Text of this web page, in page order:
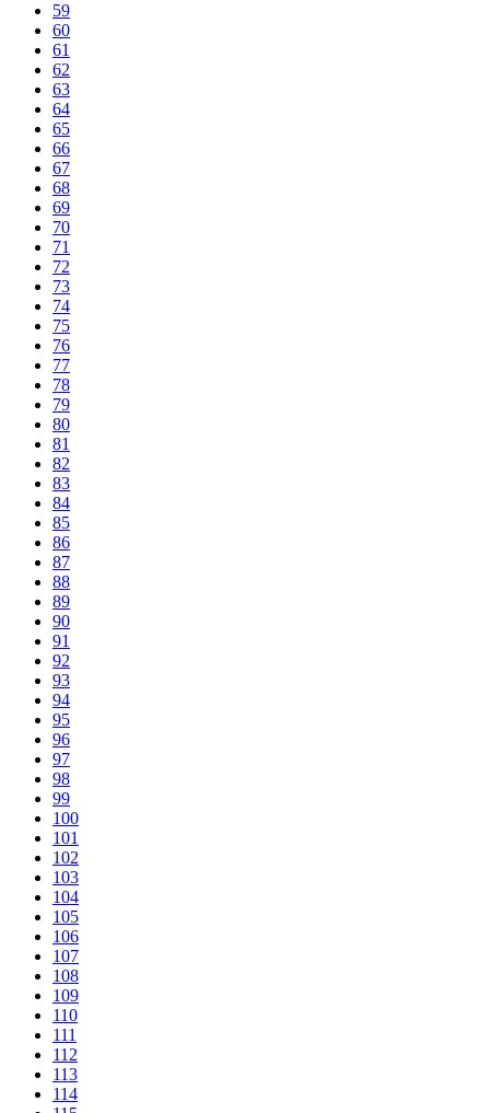
59
60
61
62
63
64
65
66
67
68
69
70
71
72
73
74
75
76
77
78
79
80
81
82
83
84
85
86
87
88
89
90
91
92
93
94
95
96
97
98
99
100
101
102
103
104
105
106
107
108
109
110
111
112
113
114